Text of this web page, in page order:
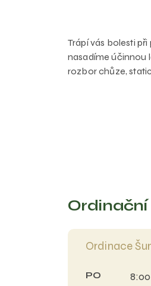
Trápí vás bolesti
nasadíme účinnou
rozbor chůze,
Ordinace
PO